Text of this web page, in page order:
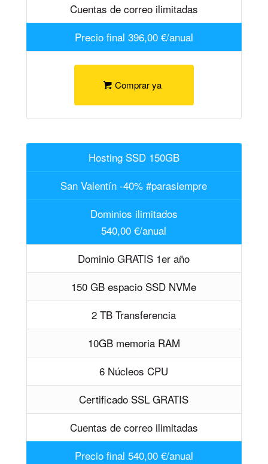
Cuentas de correo ilimitadas
Precio final 396,00 €/anual
Comprar ya
Hosting SSD 150GB
San Valentín -40% #parasiempre
Dominios ilimitados
540,00 €/anual
Dominio GRATIS 1er año
150 GB espacio SSD NVMe
2 TB Transferencia
10GB memoria RAM
6 Núcleos CPU
Certificado SSL GRATIS
Cuentas de correo ilimitadas
Precio final 540,00 €/anual